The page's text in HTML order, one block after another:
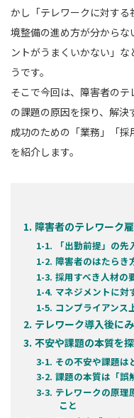
かし「テレワークに対す
境整備の進め方が分から
ントがうまくいかない」
うです。
そこで今回は、障害者の
の課題の原因を探り、解
成功のための「業務」「
を紹介します。
障害者のテレワーク
「出勤前提」の
障害者のはたらき
採用すべき人材の
マネジメントに対
コンプライアンス
テレワーク導入後に
不安や課題の本質を
その不安や課題は
課題の本質は「誤
テレワークの原理
こと